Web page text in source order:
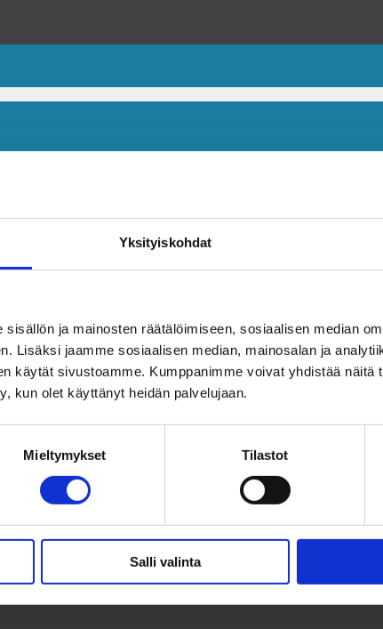
Yksityiskohdat
ja mainosten räätälöimiseen, sosiaalisen median
Lisäksi jaamme sosiaalisen median, mainosalan ja
käytät sivustoamme. Kumppanimme voivat yhdistää näitä
kun olet käyttänyt heidän palvelujaan.
Mieltymykset Tilastot
Salli valinta